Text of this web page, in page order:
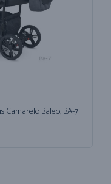
Camarelo Baleo, BA-7